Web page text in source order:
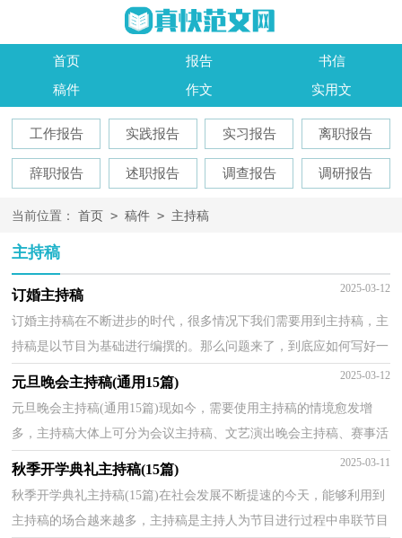
首页 报告
书信
稿件
作文 实用文
工作报告 实践报告 实习报告 离职报告
辞职报告 述职报告 调查报告 调研报告
当前位置： 首页 > 稿件 > 主持稿
主持稿
订婚主持稿 2025-03-12
订婚主持稿在不断进步的时代，很多情况下我们需要用到主持稿，主
持稿是以节目为基础进行编撰的。那么问题来了，到底应如何写好一
份主持稿呢？以下是小编为大家整理的订婚主持稿，仅供...
元旦晚会主持稿(通用15篇) 2025-03-12
元旦晚会主持稿(通用15篇)现如今，需要使用主持稿的情境愈发增
多，主持稿大体上可分为会议主持稿、文艺演出晚会主持稿、赛事活
动主持稿、节庆活动主持稿、婚庆礼仪主持稿等。那...
秋季开学典礼主持稿(15篇) 2025-03-11
秋季开学典礼主持稿(15篇)在社会发展不断提速的今天，能够利用到
主持稿的场合越来越多，主持稿是主持人为节目进行过程中串联节目